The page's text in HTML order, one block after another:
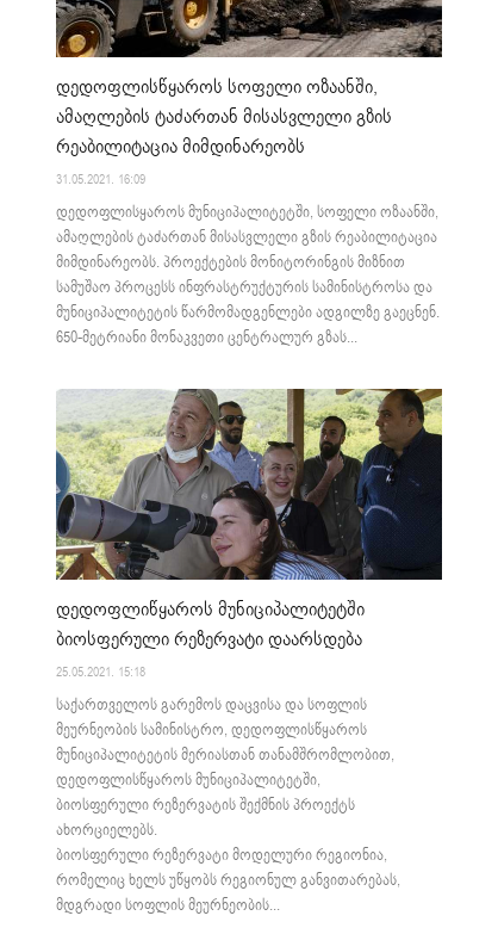
დედოფლისწყაროს სოფელი ოზაანში,
ამაღლების ტაძართან მისასვლელი გზის
რეაბილიტაცია მიმდინარეობს
31.05.2021. 16:09
დედოფლისყაროს მუნიციპალიტეტში, სოფელი ოზაანში,
ამაღლების ტაძართან მისასვლელი გზის რეაბილიტაცია
მიმდინარეობს. პროექტების მონიტორინგის მიზნით
სამუშაო პროცესს ინფრასტრუქტურის სამინისტროსა და
მუნიციპალიტეტის წარმომადგენლები ადგილზე გაეცნენ.
650-მეტრიანი მონაკვეთი ცენტრალურ გზას...
დედოფლიწყაროს მუნიციპალიტეტში
ბიოსფერული რეზერვატი დაარსდება
25.05.2021. 15:18
საქართველოს გარემოს დაცვისა და სოფლის
მეურნეობის სამინისტრო, დედოფლისწყაროს
მუნიციპალიტეტის მერიასთან თანამშრომლობით,
დედოფლისწყაროს მუნიციპალიტეტში,
ბიოსფერული რეზერვატის შექმნის პროექტს
ახორციელებს.
ბიოსფერული რეზერვატი მოდელური რეგიონია,
რომელიც ხელს უწყობს რეგიონულ განვითარებას,
მდგრადი სოფლის მეურნეობის...